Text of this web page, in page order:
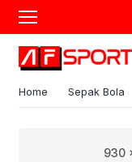
Home Sepak Bola
930